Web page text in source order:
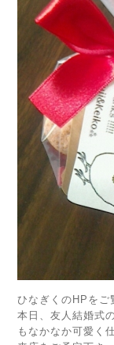
ひなぎくのHPをご
本日、友人結婚式
もなかなか可愛く